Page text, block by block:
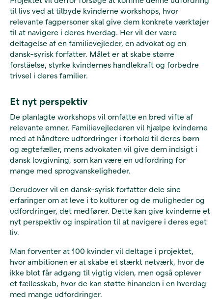
til livs ved at tilbyde kvinderne workshops, hvor
relevante fagpersoner skal give dem konkrete værktøjer
til at navigere i deres hverdag. Her vil der være
deltagelse af en familievejleder, en advokat og en
dansk-syrisk forfatter. Målet er at skabe større
forståelse, styrke kvindernes handlekraft og forbedre
trivsel i deres familier.
Et nyt perspektiv
De planlagte workshops vil omfatte en bred vifte af
relevante emner. Familievejlederen vil hjælpe kvinderne
med at håndtere udfordringer i forhold til deres børn
og ægtefæller, mens advokaten vil give dem indsigt i
dansk lovgivning, som kan være en udfordring for
mange med sprogvanskeligheder.
Derudover vil en dansk-syrisk forfatter dele sine
erfaringer om at leve i to kulturer og de muligheder og
udfordringer, det medfører. Dette kan give kvinderne et
nyt perspektiv og inspiration til at navigere i deres eget
liv.
Man forventer at 100 kvinder vil deltage i projektet,
hvor ambitionen er at skabe et stærkt netværk, hvor de
ikke blot får adgang til vigtig viden, men også oplever
et fællesskab, hvor de kan støtte hinanden i en hverdag
med mange udfordringer.